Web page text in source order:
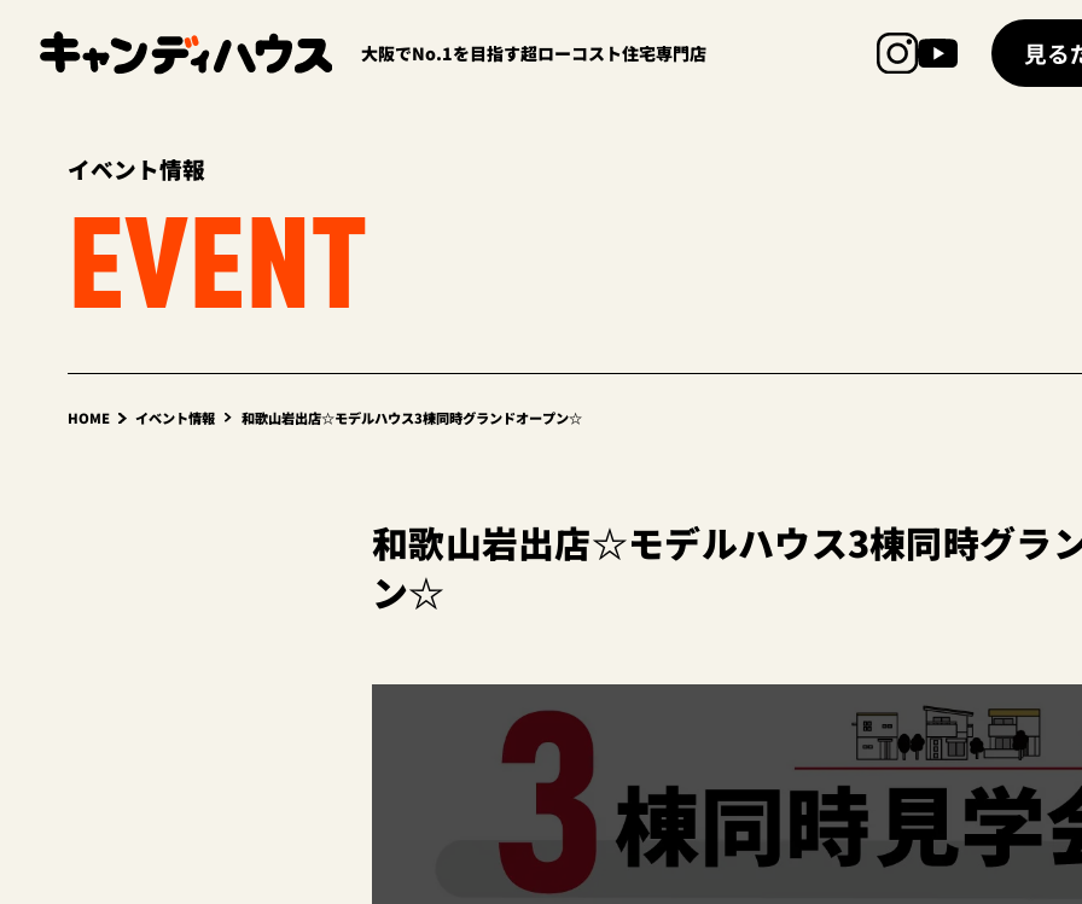
大阪でNo.1を目指す超ローコスト住宅専門店 見る
イベント情報
EVENT
HOME イベント情報 和歌山岩出店☆モデルハウス3棟同時グランドオープン☆
和歌山岩出店☆モデルハウス3棟同時グラ
ン☆